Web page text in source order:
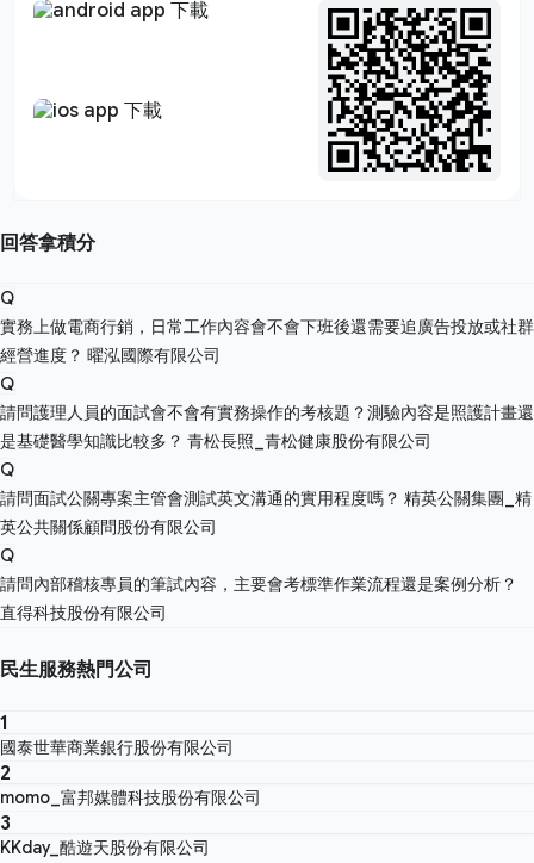
回答拿積分
Q
實務上做電商行銷，日常工作內容會不會下班後還需要追廣告投放或社群
經營進度？ 曜泓國際有限公司
Q
請問護理人員的面試會不會有實務操作的考核題？測驗內容是照護計畫還
是基礎醫學知識比較多？ 青松長照_青松健康股份有限公司
Q
請問面試公關專案主管會測試英文溝通的實用程度嗎？ 精英公關集團_精
英公共關係顧問股份有限公司
Q
請問內部稽核專員的筆試內容，主要會考標準作業流程還是案例分析？
直得科技股份有限公司
民生服務熱門公司
1
國泰世華商業銀行股份有限公司
2
momo_富邦媒體科技股份有限公司
3
KKday_酷遊天股份有限公司